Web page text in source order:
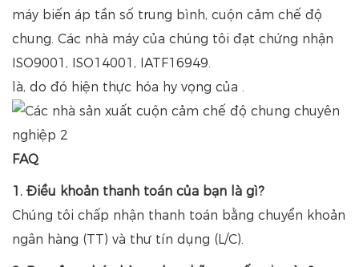
máy biến áp tần số trung bình, cuộn cảm chế độ
chung. Các nhà máy của chúng tôi đạt chứng nhận
ISO9001, ISO14001, IATF16949.
là, do đó hiện thực hóa hy vọng của .
FAQ
1. Điều khoản thanh toán của bạn là gì?
Chúng tôi chấp nhận thanh toán bằng chuyển khoản
ngân hàng (TT) và thư tín dụng (L/C).